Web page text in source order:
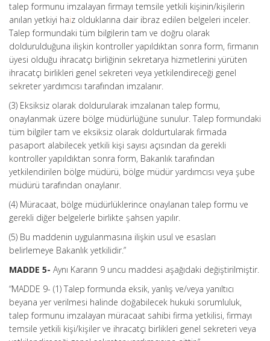
talep formunu imzalayan firmayı temsile yetkili kişinin/kişilerin
anılan yetkiyi haiz olduklarına dair ibraz edilen belgeleri inceler.
Talep formundaki tüm bilgilerin tam ve doğru olarak
doldurulduğuna ilişkin kontroller yapıldıktan sonra form, firmanın
üyesi olduğu ihracatçı birliğinin sekretarya hizmetlerini yürüten
ihracatçı birlikleri genel sekreteri veya yetkilendireceği genel
sekreter yardımcısı tarafından imzalanır.
(3) Eksiksiz olarak doldurularak imzalanan talep formu,
onaylanmak üzere bölge müdürlüğüne sunulur. Talep formundaki
tüm bilgiler tam ve eksiksiz olarak doldurtularak firmada
pasaport alabilecek yetkili kişi sayısı açısından da gerekli
kontroller yapıldıktan sonra form, Bakanlık tarafından
yetkilendirilen bölge müdürü, bölge müdür yardımcısı veya şube
müdürü tarafından onaylanır.
(4) Müracaat, bölge müdürlüklerince onaylanan talep formu ve
gerekli diğer belgelerle birlikte şahsen yapılır.
(5) Bu maddenin uygulanmasına ilişkin usul ve esasları
belirlemeye Bakanlık yetkilidir.”
MADDE 5- Aynı Kararın 9 uncu maddesi aşağıdaki değiştirilmiştir.
“MADDE 9- (1) Talep formunda eksik, yanlış ve/veya yanıltıcı
beyana yer verilmesi halinde doğabilecek hukuki sorumluluk,
talep formunu imzalayan müracaat sahibi firma yetkilisi, firmayı
temsile yetkili kişi/kişiler ve ihracatçı birlikleri genel sekreteri veya